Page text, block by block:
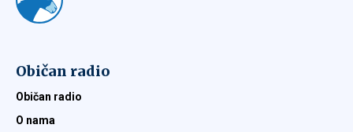
Običan radio
Običan radio
O nama